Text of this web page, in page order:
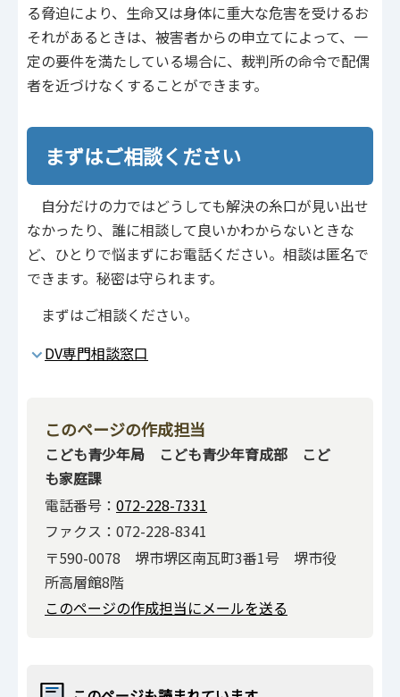
る脅迫により、生命又は身体に重大な危害を受けるお
それがあるときは、被害者からの申立てによって、一
定の要件を満たしている場合に、裁判所の命令で配偶
者を近づけなくすることができます。
まずはご相談ください
自分だけの力ではどうしても解決の糸口が見い出せ
なかったり、誰に相談して良いかわからないときな
ど、ひとりで悩まずにお電話ください。相談は匿名で
できます。秘密は守られます。
まずはご相談ください。
DV専門相談窓口
このページの作成担当
こども青少年局 こども青少年育成部 こど
も家庭課
電話番号： 072-228-7331
ファクス：072-228-8341
〒590-0078 堺市堺区南瓦町3番1号 堺市役
所高層館8階
このページの作成担当にメールを送る